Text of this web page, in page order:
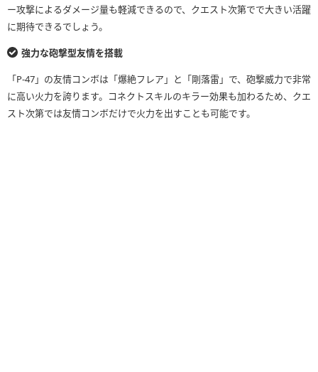
ー攻撃によるダメージ量も軽減できるので、クエスト次第でで大きい活躍
に期待できるでしょう。
強力な砲撃型友情を搭載
「P-47」の友情コンボは「爆絶フレア」と「剛落雷」で、砲撃威力で非常
に高い火力を誇ります。コネクトスキルのキラー効果も加わるため、クエ
スト次第では友情コンボだけで火力を出すことも可能です。